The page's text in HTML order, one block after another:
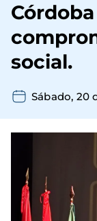
social.
Sábado, 20